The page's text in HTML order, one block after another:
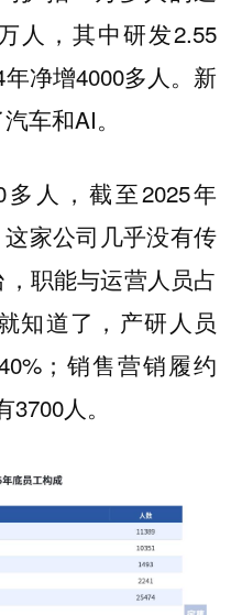
人，其中研发2.55
净增4000多人。新
车和AI。
人，截至2025年
家公司几乎没有传
职能与运营人员占
知道了，产研人员
；销售营销履约
人。